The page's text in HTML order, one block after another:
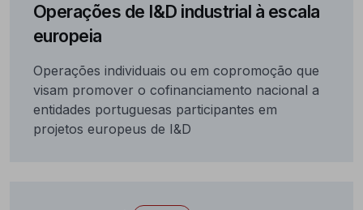
Operações de I&D industrial à escala
europeia
Operações individuais ou em copromoção que
visam promover o cofinanciamento nacional a
entidades portuguesas participantes em
projetos europeus de I&D